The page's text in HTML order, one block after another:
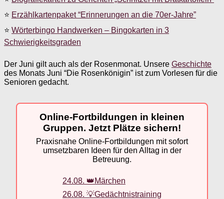
⭐ Erzählkartenpaket “Erinnerungen an die 70er-Jahre”
⭐ Wörterbingo Handwerken – Bingokarten in 3
Schwierigkeitsgraden
Der Juni gilt auch als der Rosenmonat. Unsere Geschichte
des Monats Juni “Die Rosenkönigin” ist zum Vorlesen für die
Senioren gedacht.
Online-Fortbildungen in kleinen
Gruppen. Jetzt Plätze sichern!
Praxisnahe Online-Fortbildungen mit sofort
umsetzbaren Ideen für den Alltag in der
Betreuung.
24.08. 👑Märchen
26.08. 💡Gedächtnistraining